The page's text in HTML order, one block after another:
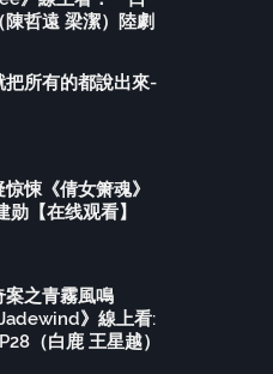
陳哲遠 梁潔）陸劇
把所有的都說出來-
悚《倩女箫魂》
勋【在线观看】
案之青霧風鳴
》線上看:
（白鹿 王星越）